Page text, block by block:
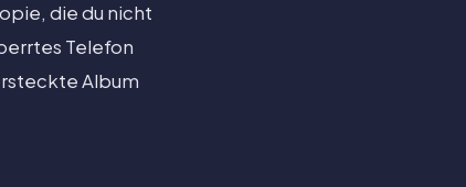
die du nicht
Telefon
Album